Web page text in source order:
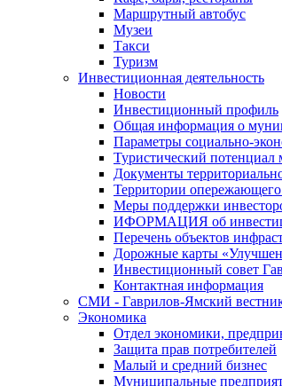
Маршрутный автобус
Музеи
Такси
Туризм
Инвестиционная деятельность
Новости
Инвестиционный профиль
Общая информация о
Параметры социально-
Туристический потенциал
Документы
Территории
Меры поддержки
ИФОРМАЦИЯ об
Перечень объектов
Дорожные карты
Инвестиционный совет
Контактная информация
СМИ - Гаврилов-Ямский
Экономика
Отдел экономики,
Защита прав потребителей
Малый и средний бизнес
Муниципальные